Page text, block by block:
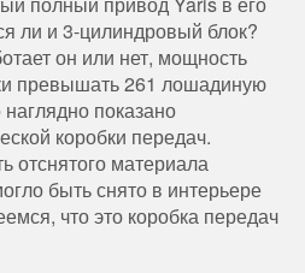
ли и 3-цилиндровый блок?
он или нет, мощность
превышать 261 лошадиную
показано
коробки передач.
отснятого материала
быть снято в интерьере
что это коробка передач